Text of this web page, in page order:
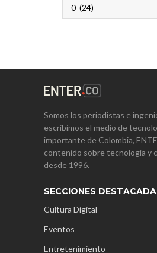
Somos los periodistas e
escribimos el medio de
importante de Colombia,
contenido sobre tecnología y
desde 1996.
SECCIONES
Cultura Digital
Eventos
Entretenimiento